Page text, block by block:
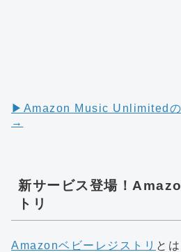
▶︎Amazon Music Unlimitedの
→
新サービス登場！
トリ
Amazonベビーレジストリ と